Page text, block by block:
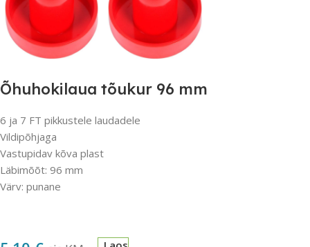
Õhuhokilaua tõukur 96 mm
6 ja 7 FT pikkustele laudadele
Vildipõhjaga
Vastupidav kõva plast
Läbimõõt: 96 mm
Värv: punane